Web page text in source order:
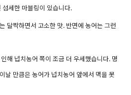
섬세한 마블링이 있습니다.
달짝하면서 고소한 맛. 반면에 농어는 그런
해 넙치농어 쪽이 조금 더 우세했습니다. 명
날 만큼은 농어가 넙치농어 앞에서 맥을 못